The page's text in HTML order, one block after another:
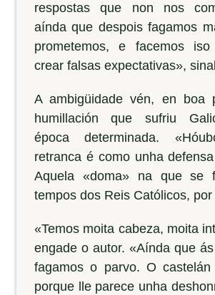
respostas que non nos
aínda que despois fagamos
prometemos, e facemos
crear falsas expectativas»,
A ambigüidade vén, en boa
humillación que sufriu
época determinada.
retranca é como unha
Aquela «doma» na que se
tempos dos Reis Católicos,
«Temos moita cabeza, moita
engade o autor. «Aínda que
fagamos o parvo. O
porque lle parece unha